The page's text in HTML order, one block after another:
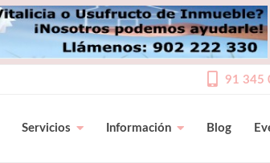
91 345
Servicios Información Blog